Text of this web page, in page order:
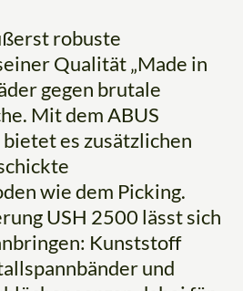
robuste
Qualität „Made in
gegen brutale
Mit dem ABUS
es zusätzlichen
wie dem Picking.
USH 2500 lässt sich
Kunststoff
und